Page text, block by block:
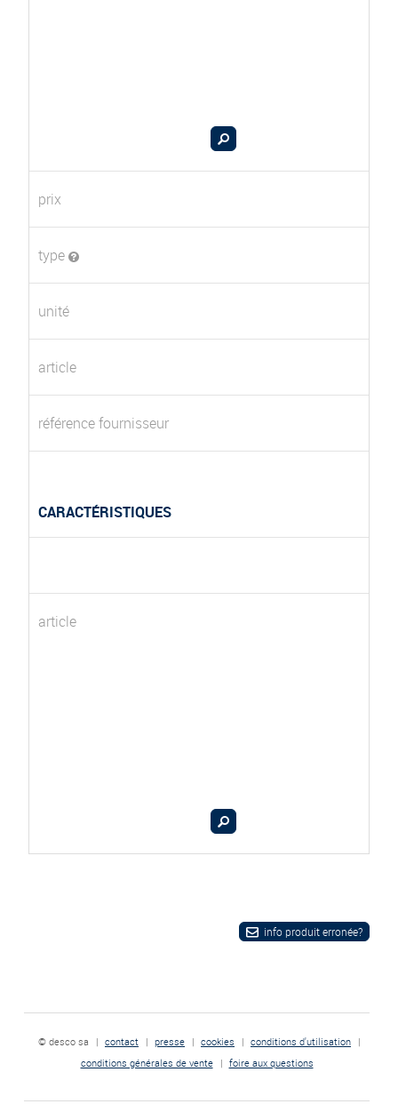
prix
type
unité
article
référence fournisseur
CARACTÉRISTIQUES
article
info produit erronée?
© desco sa | contact | presse | cookies | conditions d'utilisation |
conditions générales de vente
| foire aux questions